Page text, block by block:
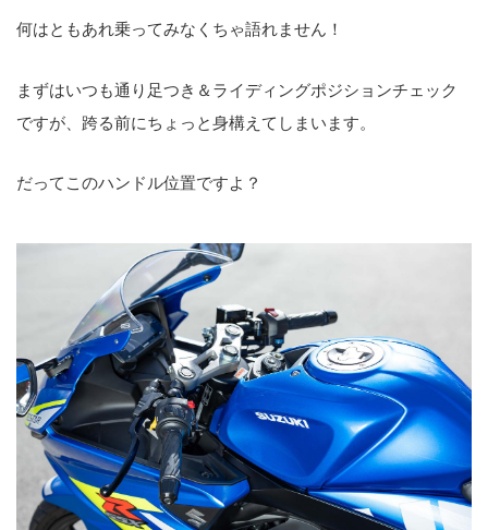
何はともあれ乗ってみなくちゃ語れません！
まずはいつも通り足つき＆ライディングポジションチェック
ですが、跨る前にちょっと身構えてしまいます。
だってこのハンドル位置ですよ？